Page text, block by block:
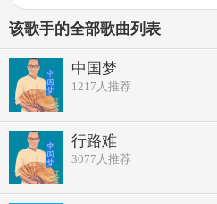
该歌手的全部歌曲列表
中国梦
1217 人推荐
行路难
3077 人推荐